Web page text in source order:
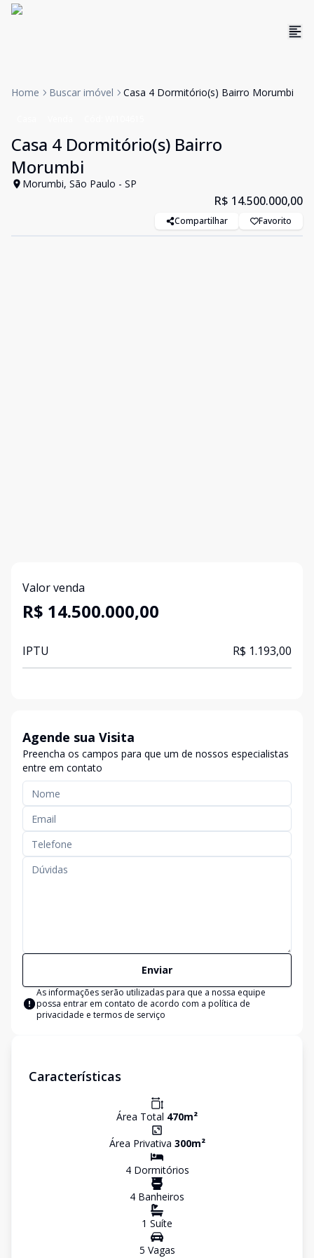
Home Buscar imóvel Casa 4 Dormitório(s) Bairro Morumbi
Casa 4 Dormitório(s) Bairro
Morumbi
Morumbi, São Paulo - SP
R$ 14.500.000,00
Compartilhar Favorito
Valor venda
R$ 14.500.000,00
IPTU R$ 1.193,00
Agende sua Visita
Preencha os campos para que um de nossos especialistas
entre em contato
Enviar
As informações serão utilizadas para que a nossa equipe
possa entrar em contato de acordo com a política de
privacidade e termos de serviço
Características
Área Total 470m²
Área Privativa 300m²
4Dormitórios
4 Banheiros
1 Suíte
5 Vagas